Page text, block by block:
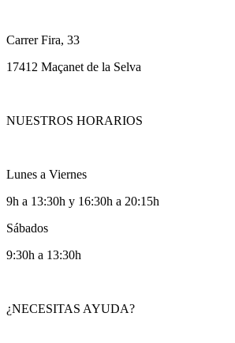
Carrer Fira, 33
17412 Maçanet de la Selva
NUESTROS HORARIOS
Lunes a Viernes
9h a 13:30h y 16:30h a 20:15h
Sábados
9:30h a 13:30h
¿NECESITAS AYUDA?